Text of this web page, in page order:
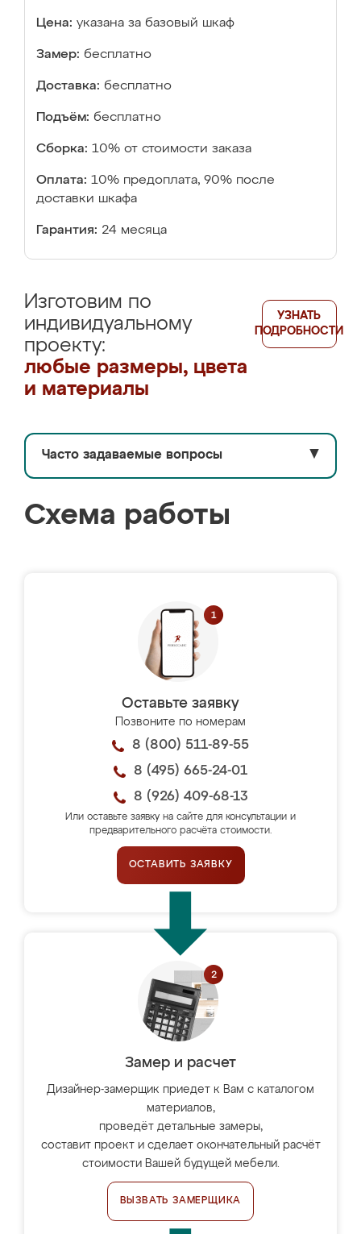
Цена: указана за базовый шкаф
Замер: бесплатно
Доставка: бесплатно
Подъём: бесплатно
Сборка: 10% от стоимости заказа
Оплата: 10% предоплата, 90% после
доставки шкафа
Гарантия: 24 месяца
Изготовим по
индивидуальному
проекту:
любые размеры, цвета
и материалы
УЗНАТЬ
ПОДРОБНОСТИ
Часто задаваемые вопросы ▼
Схема работы
Оставьте заявку
Позвоните по номерам
8 (800) 511-89-55
8 (495) 665-24-01
8 (926) 409-68-13
Или оставьте заявку на сайте для консультации и
предварительного расчёта стоимости.
ОСТАВИТЬ ЗАЯВКУ
Замер и расчет
Дизайнер-замерщик приедет к Вам с каталогом
материалов,
проведёт детальные замеры,
составит проект и сделает окончательный расчёт
стоимости Вашей будущей мебели.
ВЫЗВАТЬ ЗАМЕРЩИКА